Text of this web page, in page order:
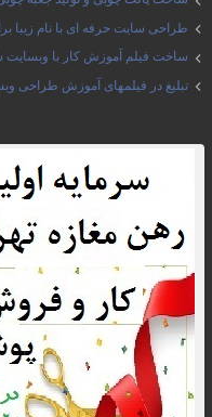
طراحی سایت حرفه ای با نام زیبا
ساخت فیلم آموزش کار با وبسایت
تبلیغ در فیلمهای آموزش طراحی